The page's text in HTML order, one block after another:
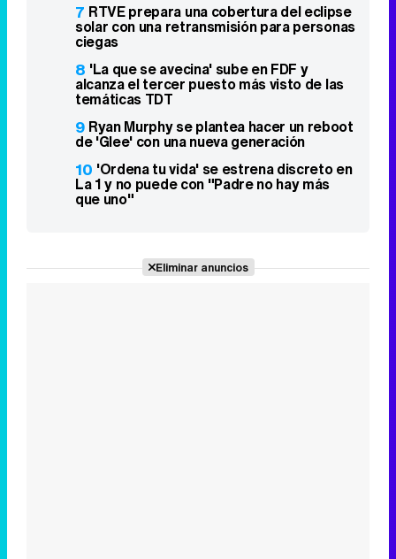
7 RTVE prepara una cobertura del eclipse
solar con una retransmisión para personas
ciegas
8 'La que se avecina' sube en FDF y
alcanza el tercer puesto más visto de las
temáticas TDT
9 Ryan Murphy se plantea hacer un reboot
de 'Glee' con una nueva generación
10 'Ordena tu vida' se estrena discreto en
La 1 y no puede con "Padre no hay más
que uno"
Eliminar anuncios